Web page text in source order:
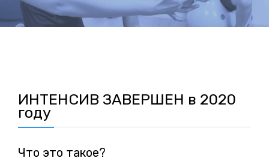
ИНТЕНСИВ ЗАВЕРШЕН в 2020
году
Что это такое?